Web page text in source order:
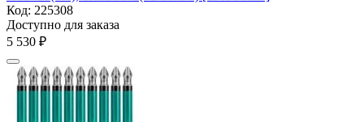
Код: 225308
Доступно для заказа
5 530 ₽